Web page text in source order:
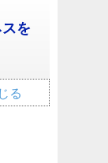
を
る